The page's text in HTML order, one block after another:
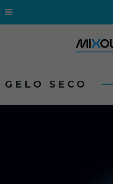
GELO SECO